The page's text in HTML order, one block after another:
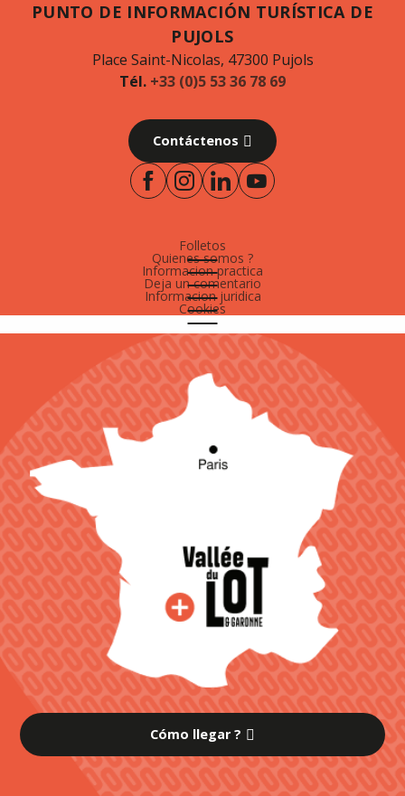
PUNTO DE INFORMACIÓN TURÍSTICA DE
PUJOLS
Place Saint-Nicolas, 47300 Pujols
Tél. +33 (0)5 53 36 78 69
Contáctenos
Folletos
Quienes somos ?
Informacion practica
Deja un comentario
Informacion juridica
Cookies
Cómo llegar ?